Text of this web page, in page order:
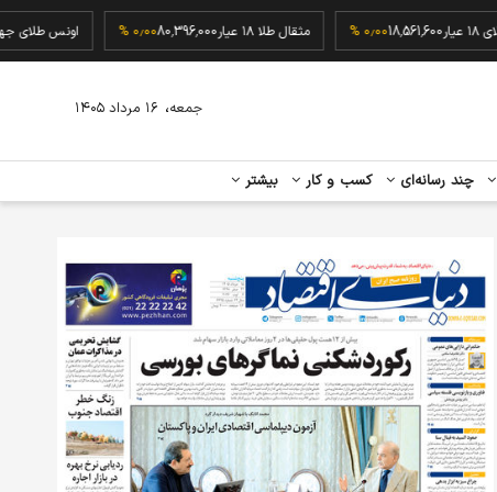
گرم طلای ۱۸ عیار 18,561,600۰٫۰۰ % مثقال طلا ۱۸ عیار 80,396,000۰٫۰۰ % اونس
چند رسانه‌ای کسب و کار بیشتر
جمعه، ۱۶ مرداد ۱۴۰۵